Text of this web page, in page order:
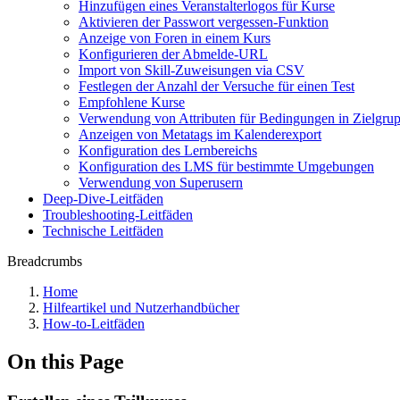
Hinzufügen eines Veranstalterlogos für Kurse
Aktivieren der Passwort vergessen-Funktion
Anzeige von Foren in einem Kurs
Konfigurieren der Abmelde-URL
Import von Skill-Zuweisungen via CSV
Festlegen der Anzahl der Versuche für einen Test
Empfohlene Kurse
Verwendung von Attributen für Bedingungen in
Anzeigen von Metatags im Kalenderexport
Konfiguration des Lernbereichs
Konfiguration des LMS für bestimmte Umgebungen
Verwendung von Superusern
Deep-Dive-Leitfäden
Troubleshooting-Leitfäden
Technische Leitfäden
Breadcrumbs
Home
Hilfeartikel und Nutzerhandbücher
How-to-Leitfäden
On this Page